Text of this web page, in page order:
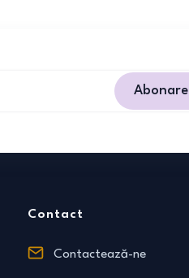
Abonare
Contact
Contactează-ne